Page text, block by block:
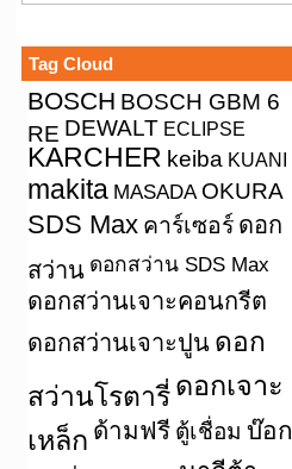
Tag Cloud
BOSCH BOSCH GBM 6
RE DEWALT ECLIPSE
KARCHER keiba KUANI
makita MASADA OKURA
SDS Max คาร์เซอร์ ดอก
สว่าน ดอกสว่าน SDS Max
ดอกสว่านเจาะคอนกรีต
ดอกสว่านเจาะปูน ดอก
สว่านโรตารี่ ดอกเจาะ
เหล็ก ด้ามฟรี ตู้เชื่อม บ๊อก